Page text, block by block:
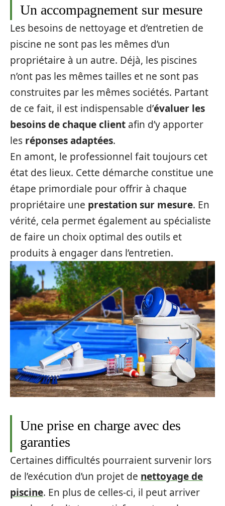
Un accompagnement sur mesure
Les besoins de nettoyage et d’entretien de
piscine ne sont pas les mêmes d’un
propriétaire à un autre. Déjà, les piscines
n’ont pas les mêmes tailles et ne sont pas
construites par les mêmes sociétés. Partant
de ce fait, il est indispensable d’évaluer les
besoins de chaque client afin d’y apporter
les réponses adaptées.
En amont, le professionnel fait toujours cet
état des lieux. Cette démarche constitue une
étape primordiale pour offrir à chaque
propriétaire une prestation sur mesure. En
vérité, cela permet également au spécialiste
de faire un choix optimal des outils et
produits à engager dans l’entretien.
Une prise en charge avec des
garanties
Certaines difficultés pourraient survenir lors
de l’exécution d’un projet de nettoyage de
piscine. En plus de celles-ci, il peut arriver